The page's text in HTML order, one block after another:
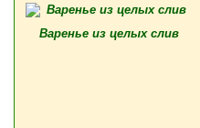
Варенье из целых слив